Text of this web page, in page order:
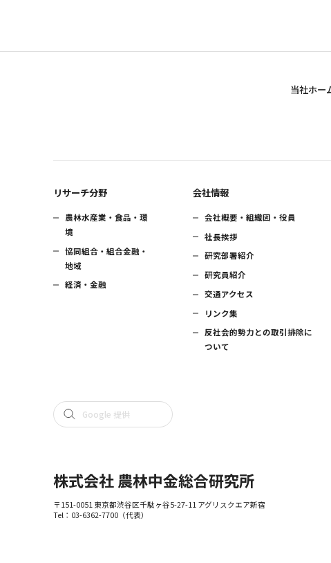
当社ホー
リサーチ分野
農林水産業・食品・環
境
協同組合・組合金融・
地域
経済・金融
会社情報
会社概要・組織図・役員
社長挨拶
研究部署紹介
研究員紹介
交通アクセス
リンク集
反社会的勢力との取引排除に
ついて
株式会社 農林中金総合研究所
〒151-0051 東京都渋谷区千駄ヶ谷5-27-11 アグリスクエア新宿
Tel： 03-6362-7700（代表）